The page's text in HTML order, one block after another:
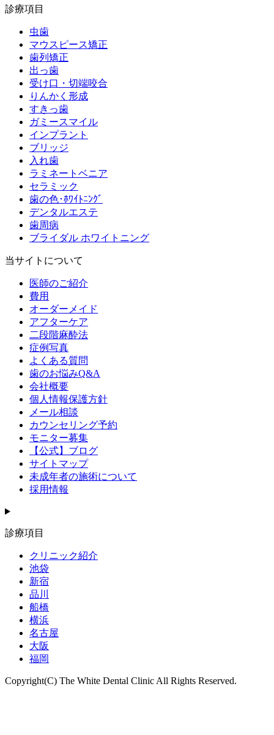
診療項目
虫歯
マウスピース矯正
歯列矯正
出っ歯
受け口・切端咬合
りんかく形成
すきっ歯
ガミースマイル
インプラント
ブリッジ
入れ歯
ラミネートベニア
セラミック
歯の色･ﾎﾜｲﾄﾆﾝｸﾞ
デンタルエステ
歯周病
ブライダル ホワイトニング
当サイトについて
医師のご紹介
費用
オーダーメイド
アフターケア
二段階麻酔法
症例写真
よくある質問
歯のお悩みQ&A
会社概要
個人情報保護方針
メール相談
カウンセリング予約
モニター募集
【公式】ブログ
サイトマップ
未成年者の施術について
採用情報
診療項目
クリニック紹介
池袋
新宿
品川
船橋
横浜
名古屋
大阪
福岡
Copyright(C) The White Dental Clinic All Rights Reserved.